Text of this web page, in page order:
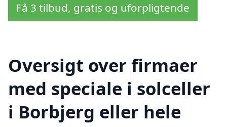
Få 3 tilbud, gratis og uforpligtende
Oversigt over firmaer
med speciale i solceller
i Borbjerg eller hele